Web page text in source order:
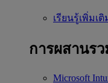
เรียนรู้เพิ่มเติ
การผสานร
Microsoft